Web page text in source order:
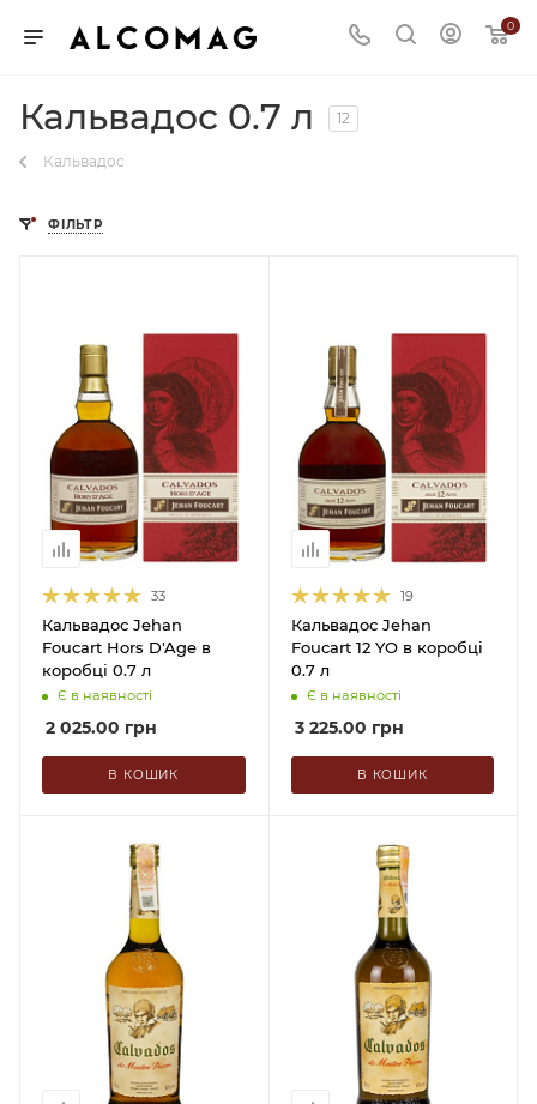
0
Кальвадос 0.7 л 12
Кальвадос
ФІЛЬТР
33
Кальвадос Jehan
Foucart Hors D'Age в
коробці 0.7 л
Є в наявності
2 025.00 грн
В КОШИК
19
Кальвадос Jehan
Foucart 12 YO в коробці
0.7 л
Є в наявності
3 225.00 грн
В КОШИК